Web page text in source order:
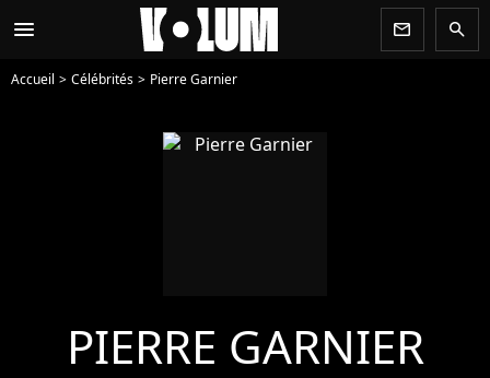
menu newsletter search
Accueil Célébrités Pierre Garnier
PIERRE GARNIER